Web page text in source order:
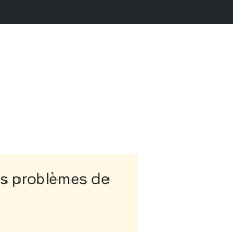
problèmes de